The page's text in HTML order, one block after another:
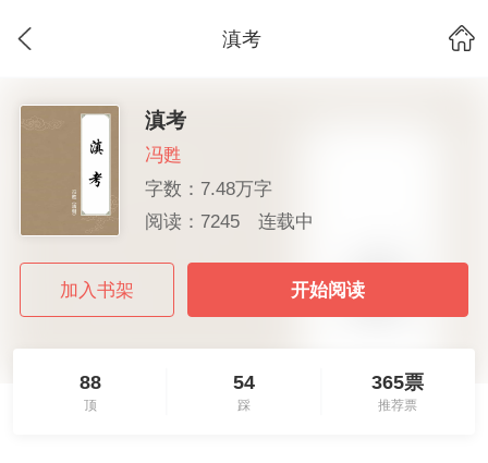
滇考
滇考
冯甦
字数：7.48万字
阅读：7245
连载中
加入书架 开始阅读
88
顶
54
踩
365票
推荐票